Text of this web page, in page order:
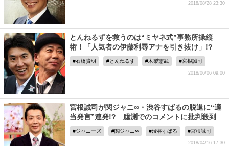
2018/08/28 23:30
とんねるずを救うのは“ミヤネ式”事務所操縦
術！「人気者の伊藤利尋アナを引き抜け」!?
石橋貴明 とんねるず 木梨憲武 宮根誠司
2018/06/06 09:00
宮根誠司が関ジャニ∞・渋谷すばるの脱退に“適
当発言”連発!? 臆測でのコメントに批判殺到
ジャニーズ 関ジャニ∞ 渋谷すばる 宮根誠司
2018/04/16 17:30